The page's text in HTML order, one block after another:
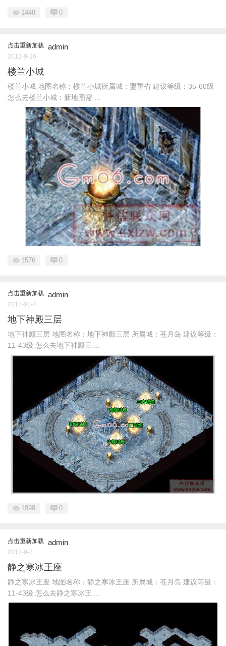
1448 0
点击重新加载 admin
2012-9-26
楼兰小城
楼兰小城 地图名称：楼兰小城所属城：盟重省 建议等级：35-60级
怎么去楼兰小城：新地图需 ...
1576 0
点击重新加载 admin
2012-10-4
地下神殿三层
地下神殿三层 地图名称：地下神殿三层 所属城：苍月岛 建议等级：
11-43级 怎么去地下神殿三 ...
1898 0
点击重新加载 admin
2012-9-7
静之寒冰王座
静之寒冰王座 地图名称：静之寒冰王座 所属城：苍月岛 建议等级：
11-43级 怎么去静之寒冰王 ...